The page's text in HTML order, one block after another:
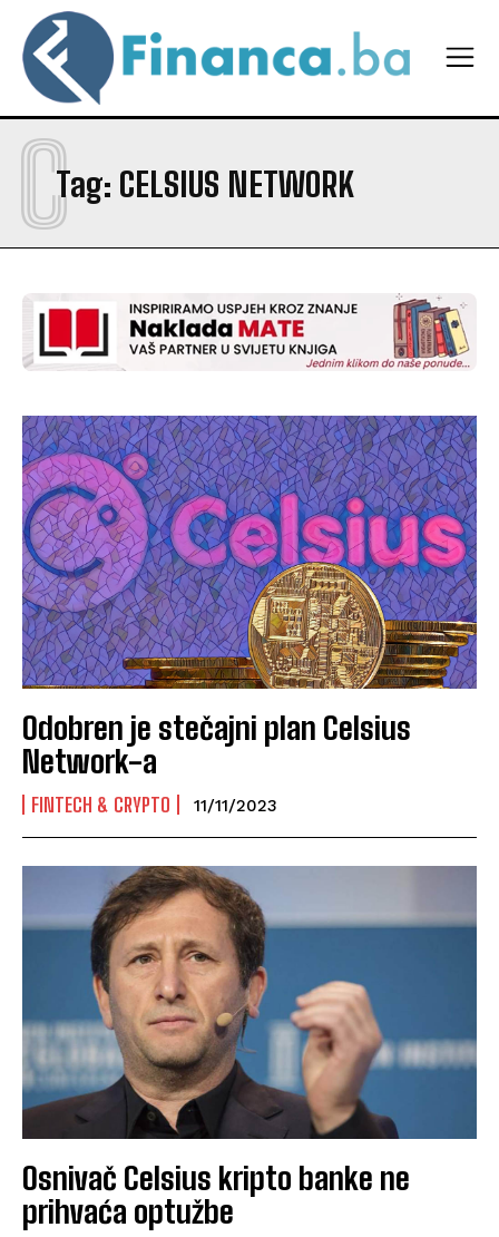
Tag: CELSIUS NETWORK
C
Odobren je stečajni plan Celsius
Network-a
FINTECH & CRYPTO 11/11/2023
Osnivač Celsius kripto banke ne
prihvaća optužbe